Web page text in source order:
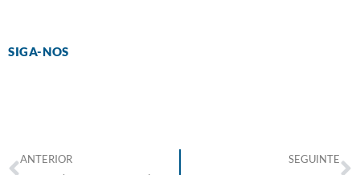
SIGA-NOS
ANTERIOR SEGUINTE